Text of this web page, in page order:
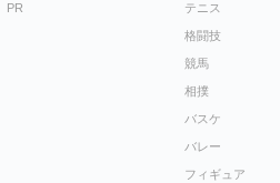
PR テニス
格闘技
競馬
相撲
バスケ
バレー
フィギュア